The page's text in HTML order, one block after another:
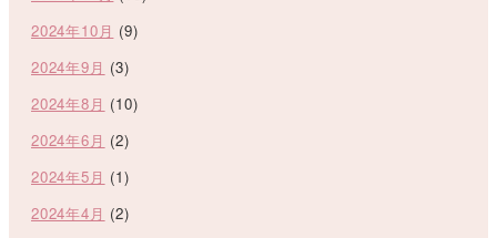
2024年10月 (9)
2024年9月 (3)
2024年8月 (10)
2024年6月 (2)
2024年5月 (1)
2024年4月 (2)